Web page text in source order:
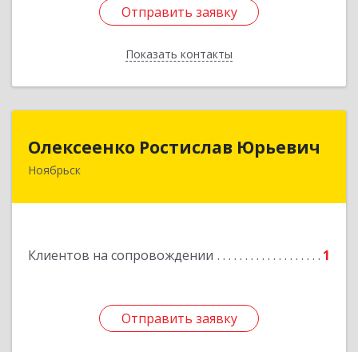
Отправить заявку
Показать контакты
Отправить заявку
Назад
Олексеенко Ростислав Юрьевич
Ноябрьск
Клиентов на сопровождении 1
Отправить заявку
629804, Ямало-Ненецкий АО, Ноябрьск г,
Отправить заявку